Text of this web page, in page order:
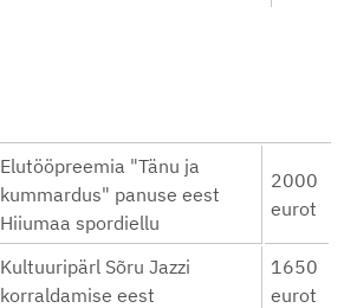
Elutööpreemia "Tänu ja
kummardus" panuse eest
Hiiumaa spordiellu
2000
eurot
Kultuuripärl Sõru Jazzi
korraldamise eest
1650
eurot